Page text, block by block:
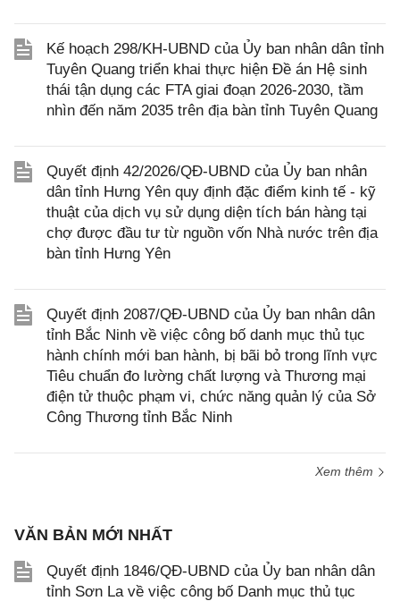
Kế hoạch 298/KH-UBND của Ủy ban nhân dân tỉnh
Tuyên Quang triển khai thực hiện Đề án Hệ sinh
thái tận dụng các FTA giai đoạn 2026-2030, tầm
nhìn đến năm 2035 trên địa bàn tỉnh Tuyên Quang
Quyết định 42/2026/QĐ-UBND của Ủy ban nhân
dân tỉnh Hưng Yên quy định đặc điểm kinh tế - kỹ
thuật của dịch vụ sử dụng diện tích bán hàng tại
chợ được đầu tư từ nguồn vốn Nhà nước trên địa
bàn tỉnh Hưng Yên
Quyết định 2087/QĐ-UBND của Ủy ban nhân dân
tỉnh Bắc Ninh về việc công bố danh mục thủ tục
hành chính mới ban hành, bị bãi bỏ trong lĩnh vực
Tiêu chuẩn đo lường chất lượng và Thương mại
điện tử thuộc phạm vi, chức năng quản lý của Sở
Công Thương tỉnh Bắc Ninh
Xem thêm
VĂN BẢN MỚI NHẤT
Quyết định 1846/QĐ-UBND của Ủy ban nhân dân
tỉnh Sơn La về việc công bố Danh mục thủ tục